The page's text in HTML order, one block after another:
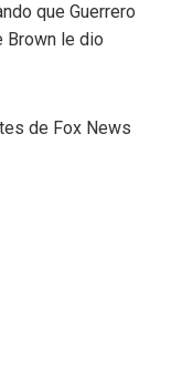
que Guerrero
Brown le dio
de Fox News